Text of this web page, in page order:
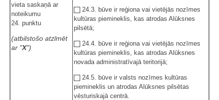
vieta saskaņā ar
noteikumu
24. punktu
(atbilstošo atzīmēt
ar "X")
24.3. būve ir reģiona vai vietējās nozīmes
kultūras piemineklis, kas atrodas Alūksnes
pilsētā;
24.4. būve ir reģiona vai vietējās nozīmes
kultūras piemineklis, kas atrodas Alūksnes
novada administratīvajā teritorijā;
24.5. būve ir valsts nozīmes kultūras
piemineklis un atrodas Alūksnes pilsētas
vēsturiskajā centrā.